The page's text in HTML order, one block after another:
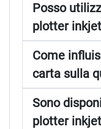
Posso
plotter
Come
carta sulla
Sono
plotter